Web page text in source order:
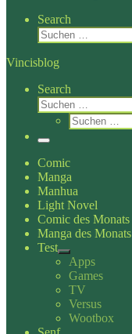
Search
Suche
Vincisblog
Search
Suche
Suche
Menü
Comic
Manga
Manhua
Light Novel
Comic des Monats
Manga des Monats
Test
Apps
Games
TV
Versus
Wootbox